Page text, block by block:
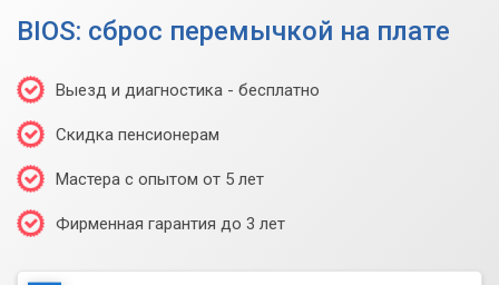
BIOS: сброс перемычкой на плате
Выезд и диагностика - бесплатно
Скидка пенсионерам
Мастера с опытом от 5 лет
Фирменная гарантия до 3 лет